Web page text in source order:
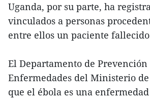
Uganda, por su parte, ha
vinculados a personas
entre ellos un paciente
El Departamento de Prevención
Enfermedades del Ministerio
que el ébola es una